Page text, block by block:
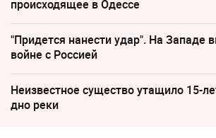
происходящее в Одессе
"Придется нанести удар". На Западе
войне с Россией
Неизвестное существо утащило 15-
дно реки